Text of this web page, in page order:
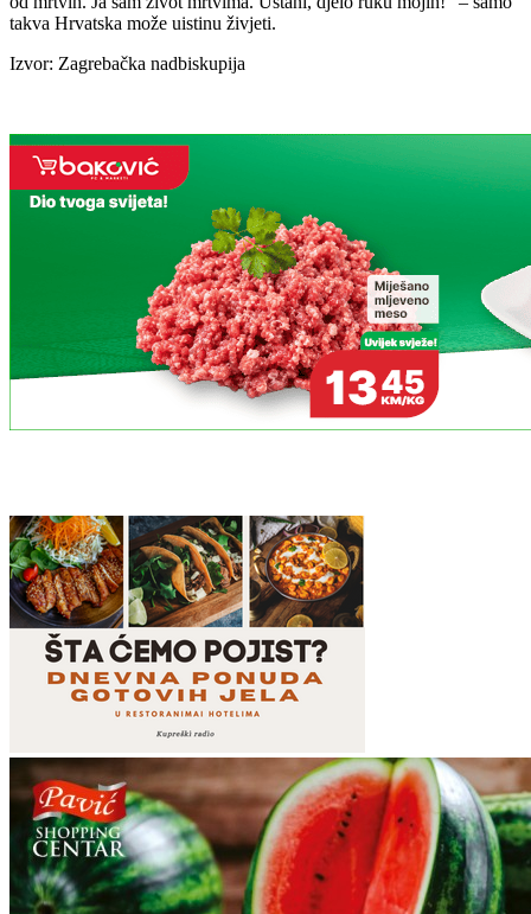
takva Hrvatska može uistinu živjeti.
Izvor: Zagrebačka nadbiskupija